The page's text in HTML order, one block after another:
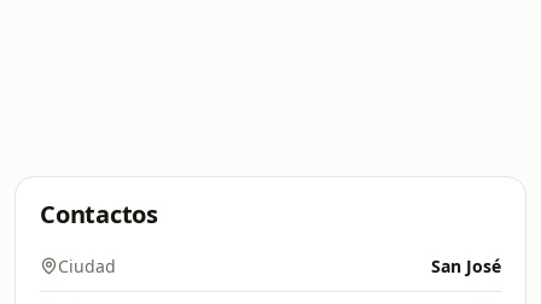
Contactos
Ciudad San José